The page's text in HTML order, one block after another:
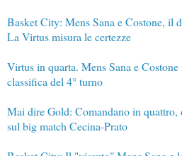
Basket City: Mens Sana e Costone, il
La Virtus misura le certezze
Virtus in quarta. Mens Sana e
classifica del 4° turno
Mai dire Gold: Comandano in quattro,
sul big match Cecina-Prato